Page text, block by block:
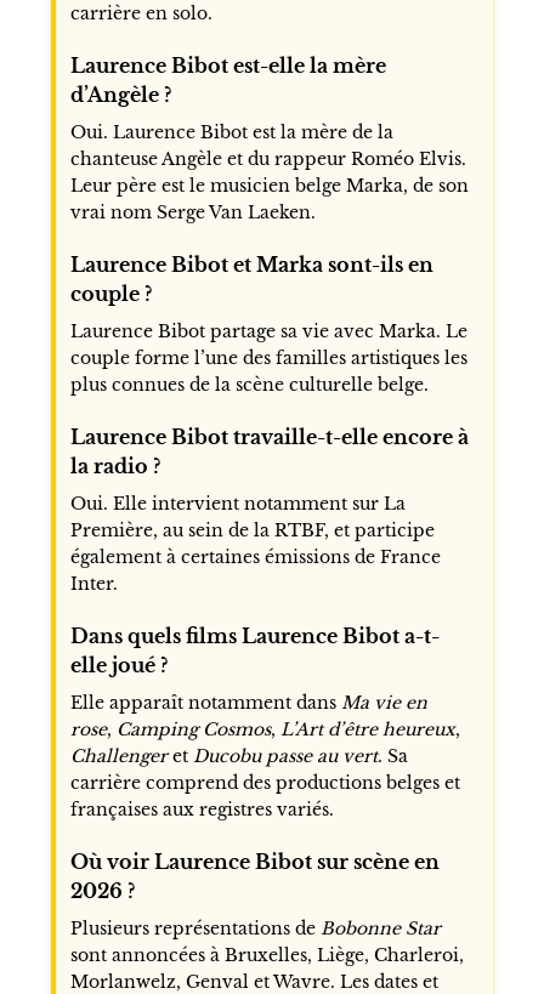
carrière en solo.
Laurence Bibot est-elle la mère
d’Angèle ?
Oui. Laurence Bibot est la mère de la
chanteuse Angèle et du rappeur Roméo Elvis.
Leur père est le musicien belge Marka, de son
vrai nom Serge Van Laeken.
Laurence Bibot et Marka sont-ils en
couple ?
Laurence Bibot partage sa vie avec Marka. Le
couple forme l’une des familles artistiques les
plus connues de la scène culturelle belge.
Laurence Bibot travaille-t-elle encore à
la radio ?
Oui. Elle intervient notamment sur La
Première, au sein de la RTBF, et participe
également à certaines émissions de France
Inter.
Dans quels films Laurence Bibot a-t-
elle joué ?
Elle apparaît notamment dans Ma vie en
rose, Camping Cosmos, L’Art d’être heureux,
Challengeret Ducobu passe au vert. Sa
carrière comprend des productions belges et
françaises aux registres variés.
Où voir Laurence Bibot sur scène en
2026 ?
Plusieurs représentations de Bobonne Star
sont annoncées à Bruxelles, Liège, Charleroi,
Morlanwelz, Genval et Wavre. Les dates et